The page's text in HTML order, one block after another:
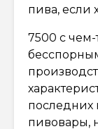
пива, если
7500 с
последних
пивовары,